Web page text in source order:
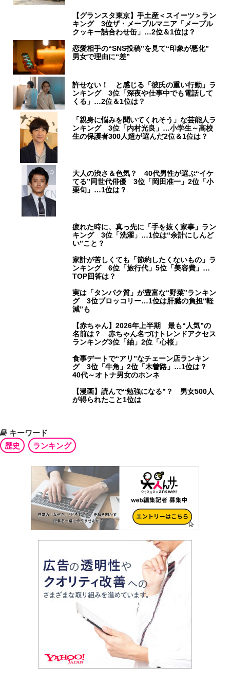
【グランスタ東京】手土産＜スイーツ＞ラン
キング 3位ザ・メープルマニア「メープル
クッキー詰合わせ缶」…2位＆1位は？
恋愛相手の“SNS投稿”を見て“印象が悪化”
男女で理由に“差”
許せない！ と感じる「彼氏の重い行動」ラ
ンキング 3位「深夜や仕事中でも電話して
くる」…2位＆1位は？
「親身に悩みを聞いてくれそう」な芸能人ラ
ンキング 3位「内村光良」…小学生～高校
生の保護者300人超が選んだ2位＆1位は？
大人の渋さ＆色気？ 40代男性が選ぶ“イケ
てる”同世代俳優 3位「岡田准一」2位「小
栗旬」…1位は？
疲れた時に、真っ先に「手を抜く家事」ラン
キング 3位「洗濯」…1位は“余計にしんど
い”こと？
家計が苦しくても「節約したくないもの」ラ
ンキング 6位「旅行代」5位「美容費」…
TOP回答は？
実は「タンパク質」が豊富な“野菜”ランキン
グ 3位ブロッコリー…1位は肝臓の負担“軽
減”も
【赤ちゃん】2026年上半期 最も“人気”の
名前は？ 赤ちゃん名づけトレンドアクセス
ランキング3位「紬」2位「心桜」
食事デートで“アリ”なチェーン店ランキン
グ 3位「牛角」2位「木曽路」…1位は？
40代～オトナ男女のホンネ
【漫画】読んで“勉強になる”？ 男女500人
が得られたこと1位は
キーワード
歴史
ランキング